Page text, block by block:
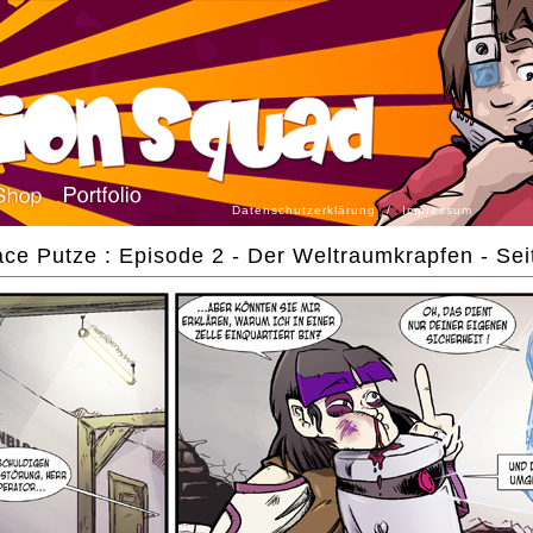
Datenschutzerklärung / Impressum
Putze : Episode 2 - Der Weltraumkrapfen -